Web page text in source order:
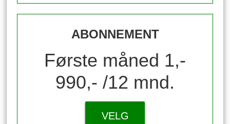
ABONNEMENT
Første måned 1,-
990,- /12 mnd.
VELG